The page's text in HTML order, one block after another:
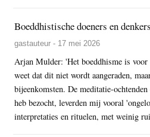
Boeddhistische doeners en
gastauteur - 17 mei 2026
Arjan Mulder: 'Het boeddhisme is
weet dat dit niet wordt aangeraden,
bijeenkomsten. De meditatie-
heb bezocht, leverden mij vooral
interpretaties en rituelen, met weinig